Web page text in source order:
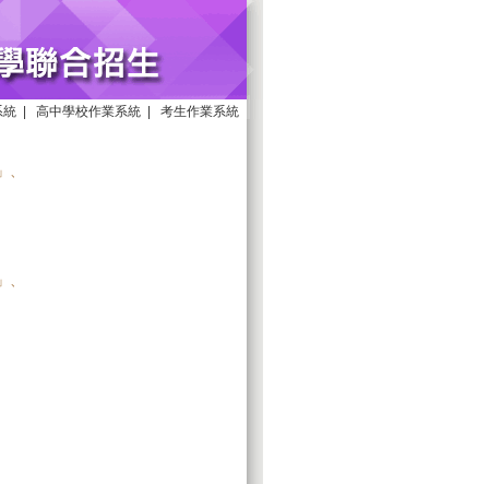
統 高中學校作業系統 考生作業系統